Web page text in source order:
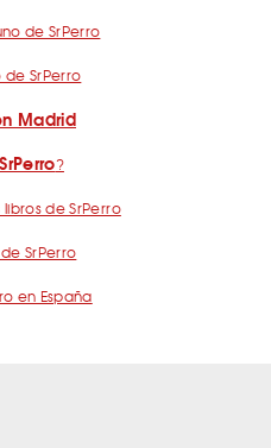
de SrPerro
SrPerro
Madrid
?
de SrPerro
SrPerro
en España